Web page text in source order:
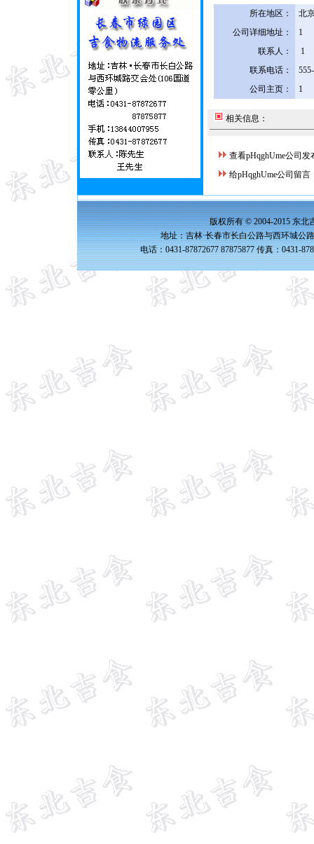
所在地区：
北
公司详细地址：
1
联系人：
1
联系电话：
公司主页：
1
相关信息：
查看pHqghUme公司发
给pHqghUme公司留言
版权所有 © 2004-2015 东北
地址：吉林·长春市长白公路与西环城公
电话：0431-87872677 87875877 传真：0431-